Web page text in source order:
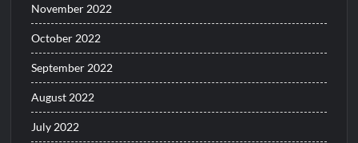
November 2022
October 2022
September 2022
August 2022
July 2022